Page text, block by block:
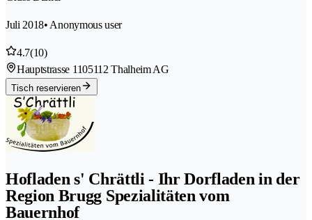
Juli 2018• Anonymous user
4.7(10)
Hauptstrasse 1105112 Thalheim AG
Tisch reservieren
Hofladen s' Chrättli - Ihr Dorfladen in der
Region Brugg Spezialitäten vom
Bauernhof